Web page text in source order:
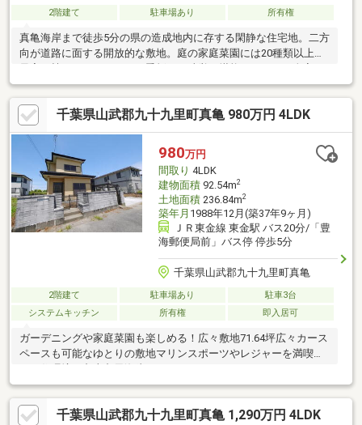
2階建て 駐車場あり 所有権
真亀海岸まで徒歩5分の県の造成地内に存する閑静な住宅地。二方
向が道路に面する開放的な敷地。庭の家庭菜園には20種類以上の
高断熱複層サッシを採用。最低でも50年の耐久性を求めて造られ
た建物です。フッ素塗装の高級ステンレスを採用した50年以上の
素材耐久性の屋根です。室内はバリアフリー仕様です。収納スペ
ースも豊富です。生垣は丈夫で育て易いまきの木
千葉県山武郡九十九里町真亀 980万円 4LDK
980万円
間取り 4LDK
建物面積92.54m2
土地面積236.84m2
築年月 1988年12月(築37年9ヶ月)
ＪＲ東金線 東金駅 バス20分/「豊
海郵便局前」バス停 停歩5分
千葉県山武郡九十九里町真亀
2階建て 駐車場あり
駐車3台
システムキッチン
所有権 即入居可
ガーデニングや家庭菜園も楽しめる！広々敷地71.64坪広々カース
ペースも可能なゆとりの敷地マリンスポーツやレジャーを満喫で
千葉県山武郡九十九里町真亀 1,290万円 4LDK